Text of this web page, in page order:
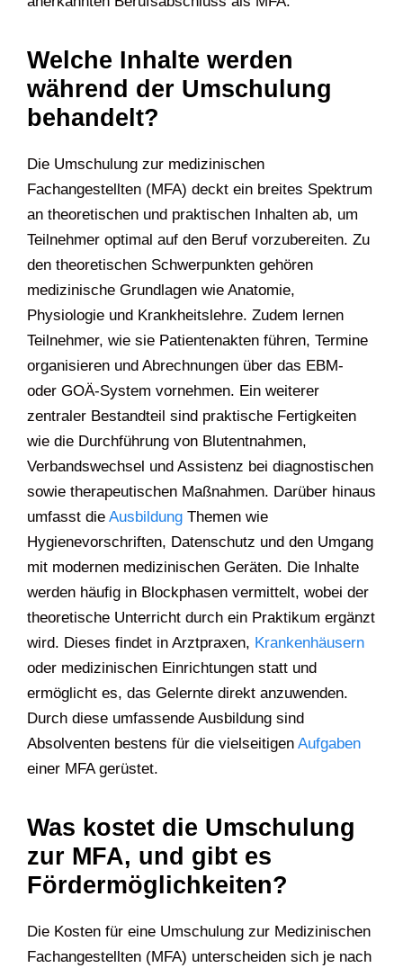
Welche Inhalte werden
während der Umschulung
behandelt?
Die Umschulung zur medizinischen
Fachangestellten (MFA) deckt ein breites Spektrum
an theoretischen und praktischen Inhalten ab, um
Teilnehmer optimal auf den Beruf vorzubereiten. Zu
den theoretischen Schwerpunkten gehören
medizinische Grundlagen wie Anatomie,
Physiologie und Krankheitslehre. Zudem lernen
Teilnehmer, wie sie Patientenakten führen, Termine
organisieren und Abrechnungen über das EBM-
oder GOÄ-System vornehmen. Ein weiterer
zentraler Bestandteil sind praktische Fertigkeiten
wie die Durchführung von Blutentnahmen,
Verbandswechsel und Assistenz bei diagnostischen
sowie therapeutischen Maßnahmen. Darüber hinaus
umfasst die Ausbildung Themen wie
Hygienevorschriften, Datenschutz und den Umgang
mit modernen medizinischen Geräten. Die Inhalte
werden häufig in Blockphasen vermittelt, wobei der
theoretische Unterricht durch ein Praktikum ergänzt
wird. Dieses findet in Arztpraxen, Krankenhäusern
oder medizinischen Einrichtungen statt und
ermöglicht es, das Gelernte direkt anzuwenden.
Durch diese umfassende Ausbildung sind
Absolventen bestens für die vielseitigen Aufgaben
einer MFA gerüstet.
Was kostet die Umschulung
zur MFA, und gibt es
Fördermöglichkeiten?
Die Kosten für eine Umschulung zur Medizinischen
Fachangestellten (MFA) unterscheiden sich je nach